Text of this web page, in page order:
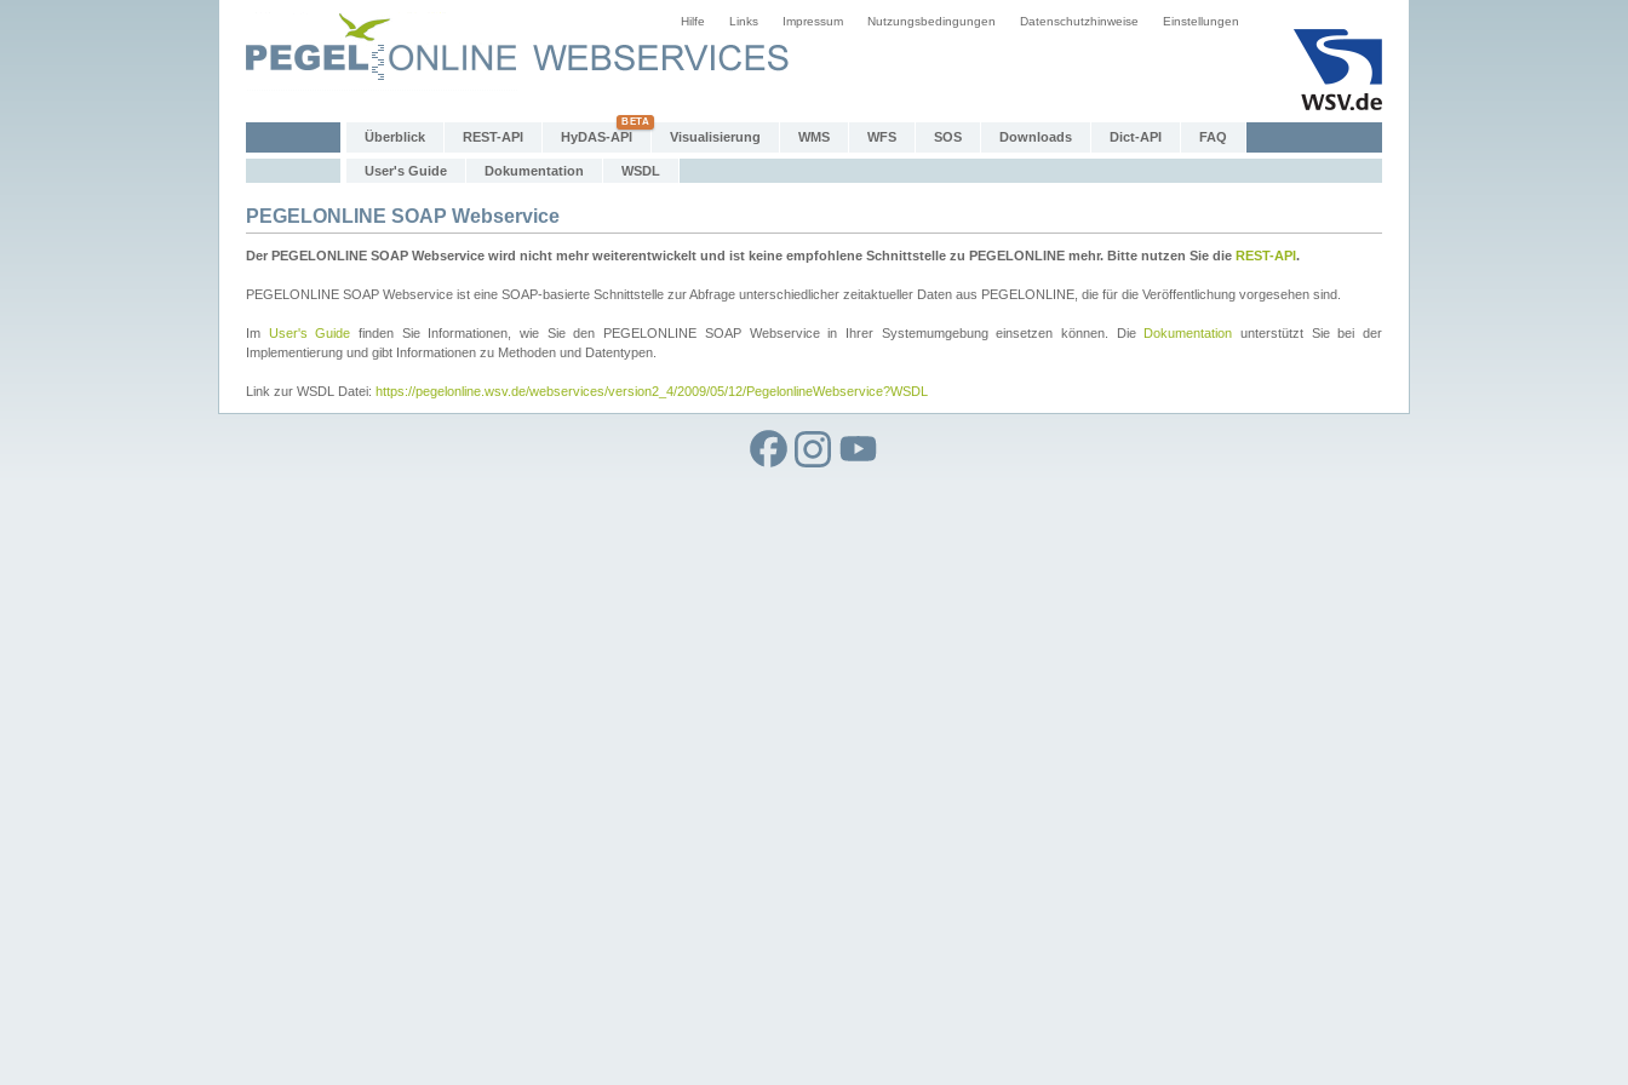
Hilfe Links Impressum Nutzungsbedingungen Datenschutzhinweise Einstellungen
Überblick REST-API HyDAS-API Visualisierung WMS WFS SOS Downloads Dict-API FAQ
User's Guide Dokumentation WSDL
PEGELONLINE SOAP Webservice
Der PEGELONLINE SOAP Webservice wird nicht mehr weiterentwickelt und ist keine empfohlene Schnittstelle zu PEGELONLINE mehr. Bitte nutzen Sie die REST-API.
PEGELONLINE SOAP Webservice ist eine SOAP-basierte Schnittstelle zur Abfrage unterschiedlicher zeitaktueller Daten aus PEGELONLINE, die für die Veröffentlichung vorgesehen sind.
Im User's Guide finden Sie Informationen, wie Sie den PEGELONLINE SOAP Webservice in Ihrer Systemumgebung einsetzen können. Die Dokumentation unterstützt Sie bei der
Implementierung und gibt Informationen zu Methoden und Datentypen.
Link zur WSDL Datei: https://pegelonline.wsv.de/webservices/version2_4/2009/05/12/PegelonlineWebservice?WSDL